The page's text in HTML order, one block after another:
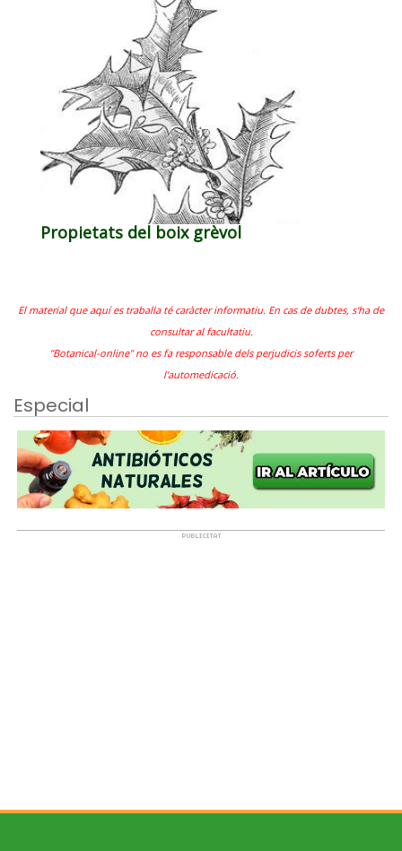
Propietats del boix grèvol
El material que aquí es traballa té caràcter informatiu. En cas de dubtes, s'ha de
consultar al facultatiu.
"Botanical-online" no es fa responsable dels perjudicis soferts per
l'automedicació.
Especial